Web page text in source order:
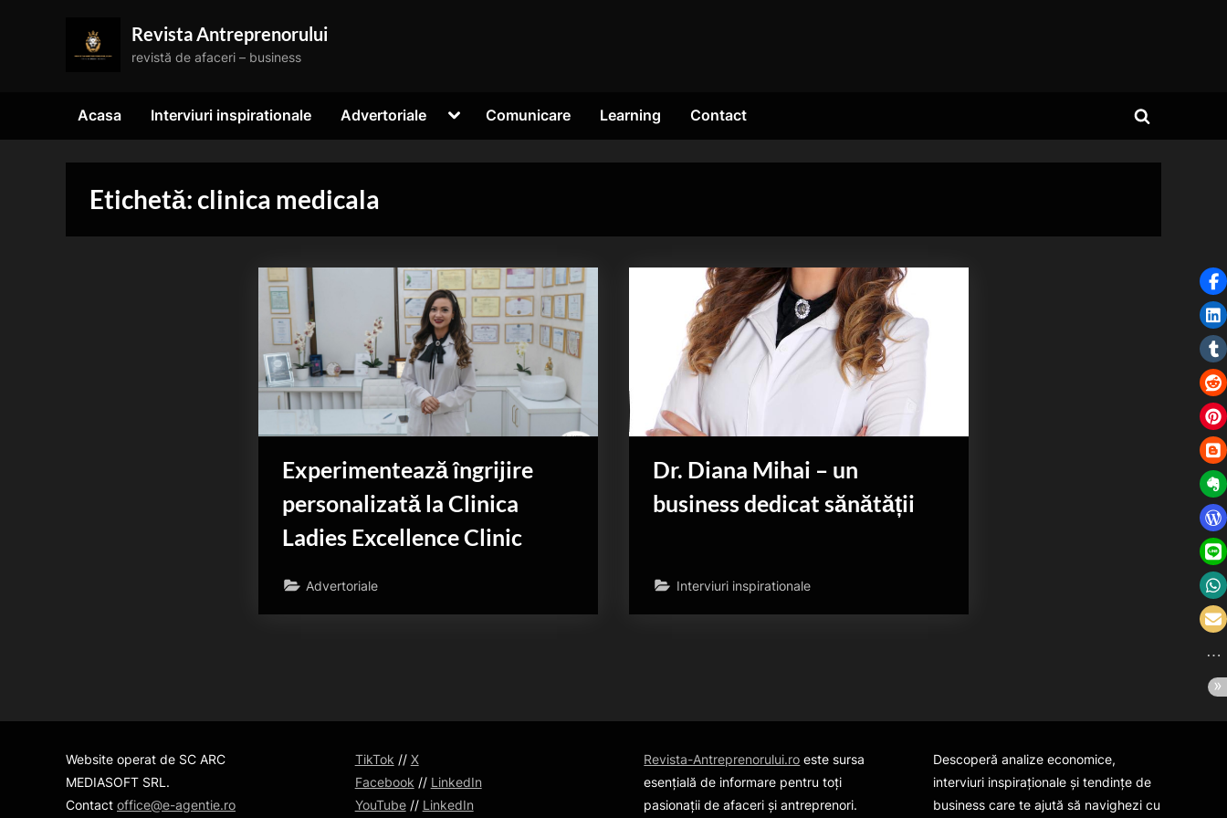
Revista Antreprenorului
revistă de afaceri – business
Acasa Interviuri inspirationale Advertoriale
Toggle
menu
Comunicare Learning Contact
Toggle
Etichetă:clinica medicala
Experimentează îngrijire
personalizată la Clinica
Ladies Excellence Clinic
Advertoriale
Dr. Diana Mihai – un
business dedicat sănătății
Interviuri inspirationale
Website operat de SC ARC
MEDIASOFT SRL.
Contact office@e-agentie.ro
TikTok // X
Facebook // LinkedIn
YouTube// LinkedIn
Revista-Antreprenorului.ro este sursa
esențială de informare pentru toți
pasionații de afaceri și antreprenori.
Descoperă analize economice,
interviuri inspiraționale și tendințe de
business care te ajută să navighezi cu